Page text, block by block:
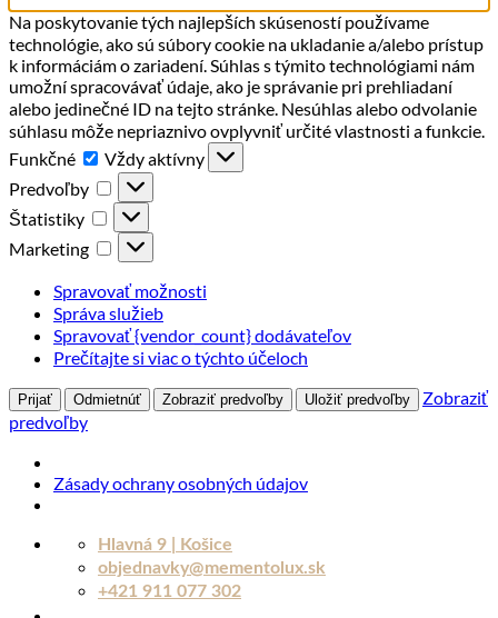
Na poskytovanie tých najlepších skúseností používame
technológie, ako sú súbory cookie na ukladanie a/alebo prístup
k informáciám o zariadení. Súhlas s týmito technológiami nám
umožní spracovávať údaje, ako je správanie pri prehliadaní
alebo jedinečné ID na tejto stránke. Nesúhlas alebo odvolanie
súhlasu môže nepriaznivo ovplyvniť určité vlastnosti a funkcie.
Funkčné
Funkčné
Vždy aktívny
Predvoľby
Predvoľby
Štatistiky
Štatistiky
Marketing
Marketing
Spravovať možnosti
Správa služieb
Spravovať {vendor_count} dodávateľov
Prečítajte si viac o týchto účeloch
Prijať Odmietnúť Zobraziť predvoľby Uložiť predvoľby
Zobraziť
predvoľby
Zásady ochrany osobných údajov
Skip
Hlavná 9 | Košice
objednavky@mementolux.sk
+421 911 077 302